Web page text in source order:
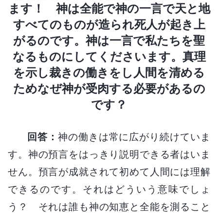
ます！ 神は全能で神の一言で天と地
すべてのものが造られ死人が起き上
がるのです。神は一言で私たちを聖
なるものにしてくださいます。真理
を示し裁きの働きをし人間を清める
ためなぜ神が受肉する必要があるの
です？
回答： 神の働きは常に広がり続けていま
す。神の預言をはっきり説明できる者はいま
せん。預言が成就されて初めて人間には理解
できるのです。それはどういう意味でしょ
う？ それは誰も神の知恵と全能を測ること